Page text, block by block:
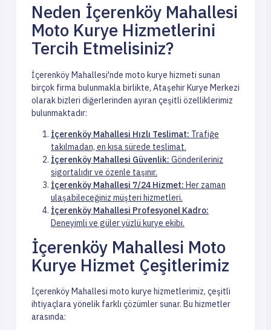
Neden İçerenköy Mahallesi
Moto Kurye Hizmetlerini
Tercih Etmelisiniz?
İçerenköy Mahallesi'nde moto kurye hizmeti sunan
birçok firma bulunmakla birlikte, Ataşehir Kurye Merkezi
olarak bizleri diğerlerinden ayıran çeşitli özelliklerimiz
bulunmaktadır:
İçerenköy Mahallesi Hızlı Teslimat: Trafiğe
takılmadan, en kısa sürede teslimat.
İçerenköy Mahallesi Güvenlik: Gönderileriniz
sigortalıdır ve özenle taşınır.
İçerenköy Mahallesi 7/24 Hizmet: Her zaman
ulaşabileceğiniz müşteri hizmetleri.
İçerenköy Mahallesi Profesyonel Kadro:
Deneyimli ve güler yüzlü kurye ekibi.
İçerenköy Mahallesi Moto
Kurye Hizmet Çeşitlerimiz
İçerenköy Mahallesi moto kurye hizmetlerimiz, çeşitli
ihtiyaçlara yönelik farklı çözümler sunar. Bu hizmetler
arasında: